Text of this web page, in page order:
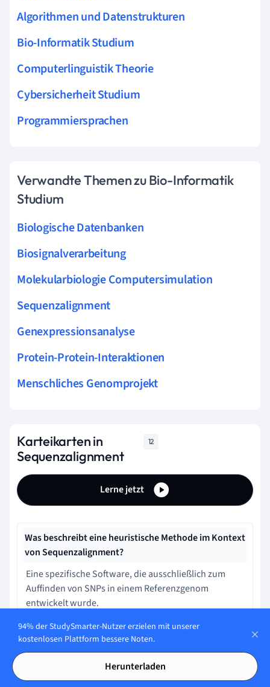
Algorithmen und Datenstrukturen
Bio-Informatik Studium
Computerlinguistik Theorie
Cybersicherheit Studium
Programmiersprachen
Verwandte Themen zu Bio-Informatik
Studium
Biologische Datenbanken
Biosignalverarbeitung
Molekularbiologie Computersimulation
Sequenzalignment
Genexpressionsanalyse
Protein-Protein-Interaktionen
Menschliches Genomprojekt
Karteikarten in
Sequenzalignment
12
Lerne jetzt
Was beschreibt eine heuristische Methode im Kontext
von Sequenzalignment?
Eine spezifische Software, die ausschließlich zum
Auffinden von SNPs in einem Referenzgenom
entwickelt wurde.
Was macht Multiple Sequenzalignments (MSA)
besonders wertvoll?
Sie eliminieren die Notwendigkeit für heuristische
94% der StudySmarter-Nutzer erzielen mit unserer
kostenlosen Plattform bessere Noten.
Herunterladen